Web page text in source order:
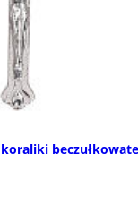
beczułkowate